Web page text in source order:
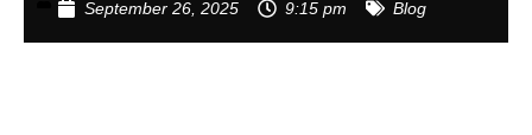
September 26, 2025 9:15 pm Blog